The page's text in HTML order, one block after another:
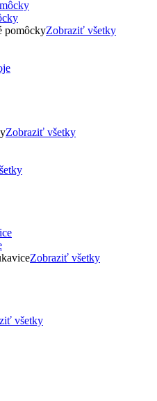
pomôckyZobraziť všetky
Zobraziť všetky
Zobraziť všetky
všetky